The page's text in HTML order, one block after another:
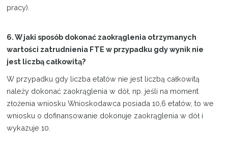
pracy).
6. W jaki sposób dokonać zaokrąglenia otrzymanych
wartości zatrudnienia FTE w przypadku gdy wynik nie
jest liczbą całkowitą?
W przypadku gdy liczba etatów nie jest liczbą całkowitą
należy dokonać zaokrąglenia w dół, np. jeśli na moment
złożenia wniosku Wnioskodawca posiada 10,6 etatów, to we
wniosku o dofinansowanie dokonuje zaokrąglenia w dół i
wykazuje 10.